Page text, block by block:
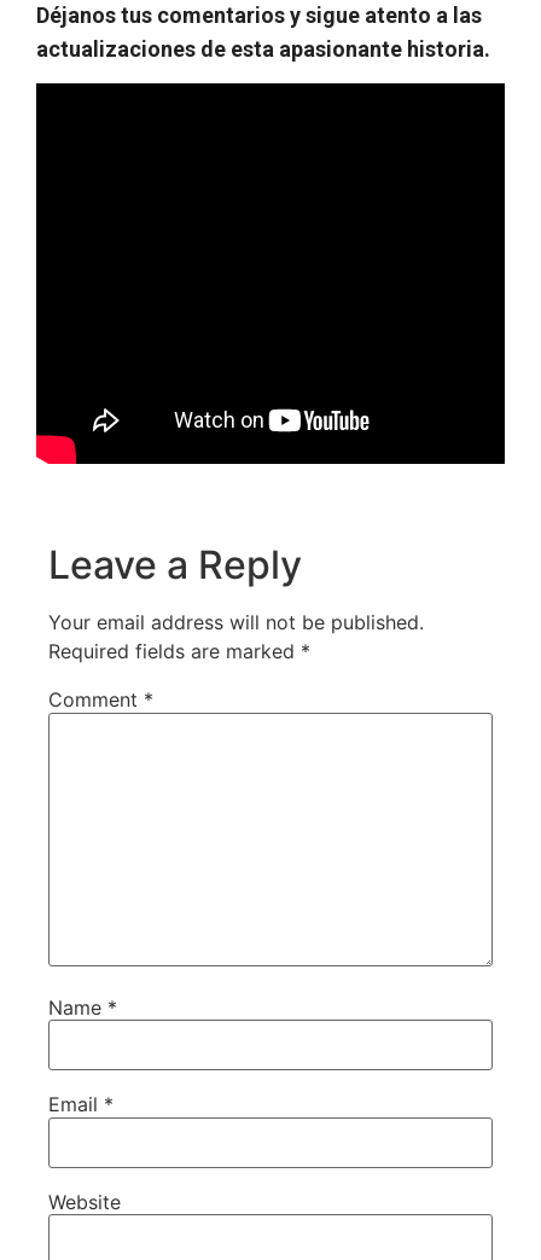
Déjanos tus comentarios y sigue atento a las
actualizaciones de esta apasionante historia.
Leave a Reply
Your email address will not be published.
Required fields are marked *
Comment *
Name *
Email *
Website